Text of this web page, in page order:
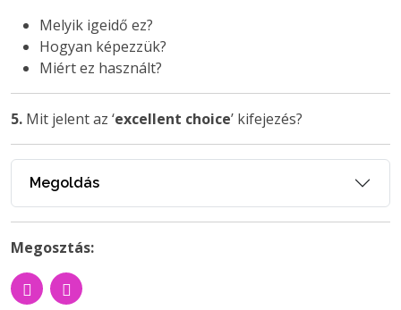
Melyik igeidő ez?
Hogyan képezzük?
Miért ez használt?
5. Mit jelent az ‘excellent choice’ kifejezés?
Megoldás
Megosztás: